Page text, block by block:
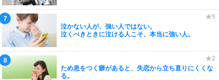
泣かない人が、強い人ではない。
泣くべきときに泣ける人こそ、本当に強い人。
ため息をつく癖があると、失恋から立ち直りにくくな
る。